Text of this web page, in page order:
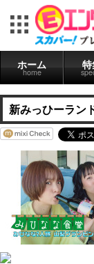
ホーム
home
新みっひーラ